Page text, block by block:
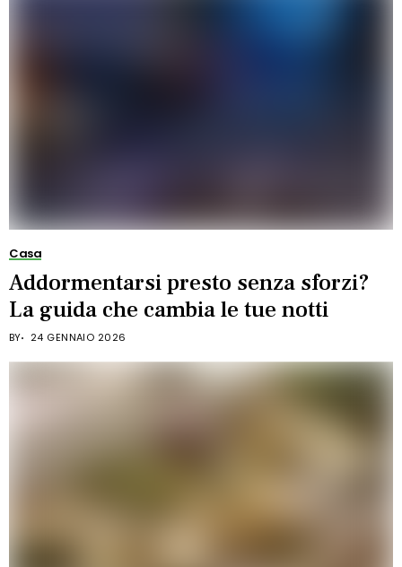
Casa
Addormentarsi presto senza sforzi?
La guida che cambia le tue notti
BY 24 GENNAIO 2026